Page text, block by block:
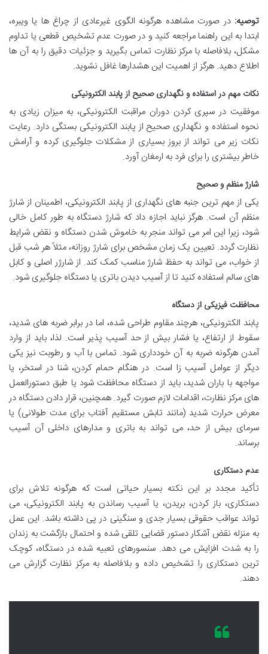
توصیه: در صورت مشاهده هرگونه الگوی غیرعادی از چراغ ها یا ویبره،
ابتدا به این راهنما مراجعه کنید و در صورت عدم تشخیص قطعی یا تداوم
مشکل، بلافاصله با مرکز نظارت تماس بگیرید و جزئیات دقیق را به آن ها
اطلاع دهید. هرگز از اهمیت این هشدارها غافل نشوید.
نکات مهم در استفاده و نگهداری صحیح از پابند الکترونیکی
موفقیت در سپری کردن دوران مراقبت الکترونیکی، به میزان زیادی به
نحوه استفاده و نگهداری صحیح از پابند الکترونیکی بستگی دارد. رعایت
نکات زیر می تواند از بروز بسیاری از مشکلات جلوگیری کرده و آرامش
خاطر بیشتری را برای فرد به ارمغان آورد.
شارژ منظم و صحیح
یکی از مهم ترین جنبه های نگهداری از پابند الکترونیکی، اطمینان از شارژ
منظم آن است. هرگز نباید اجازه داد که شارژ دستگاه به طور کامل خالی
شود، زیرا این امر می تواند منجر به خاموش شدن دستگاه و نقض شرایط
نظارت گردد. تعیین یک زمان مشخص برای شارژ روزانه، مثلاً هر شب قبل
از خواب، می تواند به حفظ شارژ مناسب کمک کند. از شارژر اصلی و کابل
های سالم استفاده کنید تا از آسیب دیدن باتری یا دستگاه جلوگیری شود.
محافظت فیزیکی از دستگاه
پابند الکترونیکی، هرچند مقاوم طراحی شده، اما در برابر ضربه های شدید،
سقوط از ارتفاع، یا فشار بیش از حد آسیب پذیر است. لذا، باید از وارد
آمدن هرگونه ضربه به آن خودداری شود. تماس با آب و رطوبت نیز یکی
دیگر از عوامل آسیب زا است. در هنگام حمام کردن، شنا در استخر، یا
مواجهه با باران شدید، باید از دستگاه محافظت شود یا طبق دستورالعمل
های مرکز نظارت، اقدامات لازم صورت گیرد. همچنین، قرار دادن دستگاه در
معرض حرارت شدید (مانند تابش مستقیم آفتاب برای مدت طولانی) یا
سرمای بیش از حد، می تواند به باتری و مدارهای داخلی آن آسیب
برساند.
عدم دستکاری
تأکید مجدد بر این نکته بسیار حیاتی است که هرگونه تلاش برای
دستکاری، باز کردن، بریدن، یا آسیب رساندن به پابند الکترونیکی، می
تواند عواقب حقوقی بسیار جدی و سنگینی در پی داشته باشد. این عمل
به منزله نقض آشکار دستور قضایی تلقی شده و احتمال بازگشت به زندان
را به شدت افزایش می دهد. سنسورهای تعبیه شده در دستگاه، کوچک
ترین دستکاری را تشخیص داده و بلافاصله به مرکز نظارت گزارش می
دهند.